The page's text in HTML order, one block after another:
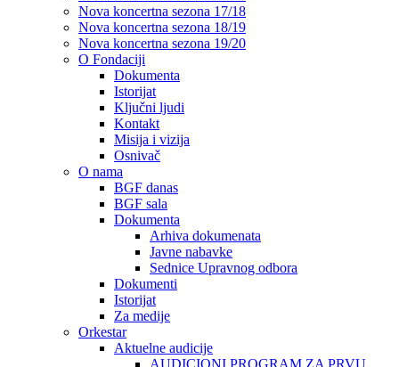
Nova koncertna sezona 17/18
Nova koncertna sezona 18/19
Nova koncertna sezona 19/20
O Fondaciji
Dokumenta
Istorijat
Ključni ljudi
Kontakt
Misija i vizija
Osnivač
O nama
BGF danas
BGF sala
Dokumenta
Arhiva dokumenata
Javne nabavke
Sednice Upravnog odbora
Dokumenti
Istorijat
Za medije
Orkestar
Aktuelne audicije
AUDICIONI PROGRAM ZA PRVU